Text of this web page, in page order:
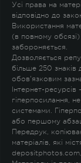
Усі права на
відповідно до
Використання
(в повному
забороняється.
Дозволяється
більше 250 знаків
обов'язковим
Інтернет-
гіперпосилання,
системами.
або першому
Передрук,
матеріалів, які